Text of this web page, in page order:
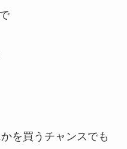
を買うチャンスでも